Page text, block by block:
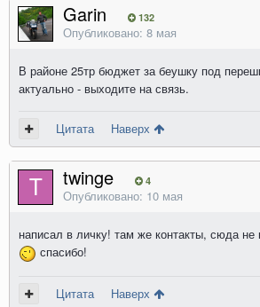
Garin 132
Опубликовано: 8 мая
В районе 25тр бюджет за беушку под
актуально - выходите на связь.
Цитата Наверх
twinge 4
Опубликовано: 10 мая
написал в личку! там же контакты, сюда
спасибо!
Цитата Наверх